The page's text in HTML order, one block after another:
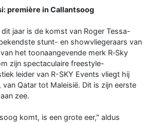
première in Callantsoog
jaar is de komst van Roger Tessa-
stunt- en showvliegeraars van
het toonaangevende merk R‑Sky
zijn spectaculaire freestyle-
leider van R-SKY Events vliegt hij
Qatar tot Maleisië. Dit is zijn eerste
zee.
komt, is een grote eer," aldus